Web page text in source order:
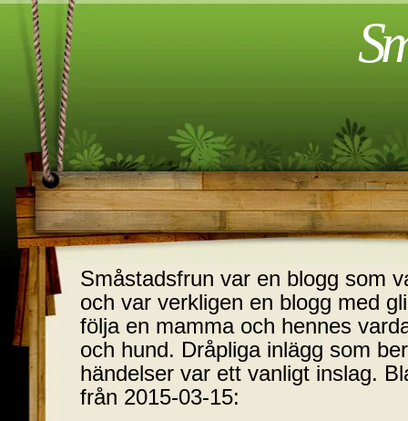
Småstadsfrun var en blogg som
och var verkligen en blogg med
följa en mamma och hennes
och hund. Dråpliga inlägg som
händelser var ett vanligt inslag.
från 2015-03-15: